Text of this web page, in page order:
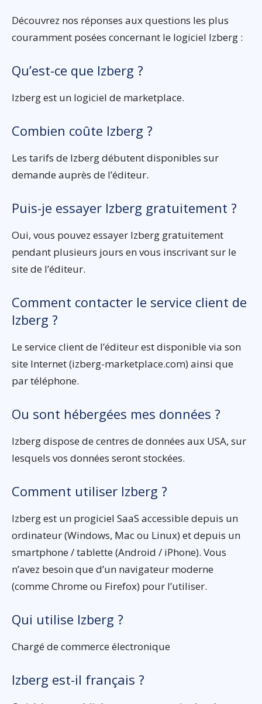
Découvrez nos réponses aux questions les plus
couramment posées concernant le logiciel Izberg :
Qu’est-ce que Izberg ?
Izberg est un logiciel de marketplace.
Combien coûte Izberg ?
Les tarifs de Izberg débutent disponibles sur
demande auprès de l’éditeur.
Puis-je essayer Izberg gratuitement ?
Oui, vous pouvez essayer Izberg gratuitement
pendant plusieurs jours en vous inscrivant sur le
site de l’éditeur.
Comment contacter le service client de
Izberg ?
Le service client de l’éditeur est disponible via son
site Internet (izberg-marketplace.com) ainsi que
par téléphone.
Ou sont hébergées mes données ?
Izberg dispose de centres de données aux USA, sur
lesquels vos données seront stockées.
Comment utiliser Izberg ?
Izberg est un progiciel SaaS accessible depuis un
ordinateur (Windows, Mac ou Linux) et depuis un
smartphone / tablette (Android / iPhone). Vous
n’avez besoin que d’un navigateur moderne
(comme Chrome ou Firefox) pour l’utiliser.
Qui utilise Izberg ?
Chargé de commerce électronique
Izberg est-il français ?